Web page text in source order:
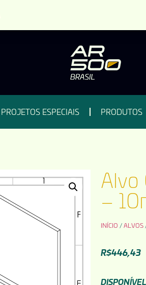
PROJETOS ESPECIAIS PRODUTOS
Alvo
–
INÍCIO /ALVOS
R$446,43